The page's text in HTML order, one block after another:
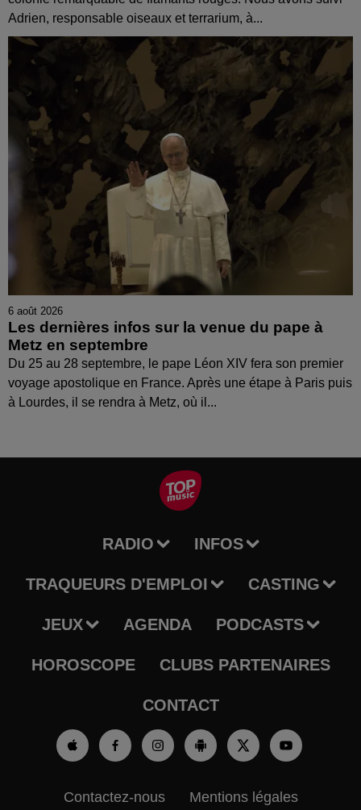
Adrien, responsable oiseaux et terrarium, à...
6 août 2026
Les dernières infos sur la venue du pape à
Metz en septembre
Du 25 au 28 septembre, le pape Léon XIV fera son premier
voyage apostolique en France. Après une étape à Paris puis
à Lourdes, il se rendra à Metz, où il...
RADIO INFOS
TRAQUEURS D'EMPLOI CASTING
JEUX AGENDA PODCASTS
HOROSCOPE CLUBS PARTENAIRES
CONTACT
Contactez-nous Mentions légales